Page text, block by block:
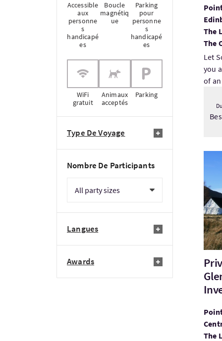
Accessible
aux
personne
s
handicapé
es
Boucle
magnétiq
ue
Parking
pour
personne
s
handicapé
es
WiFi
gratuit
Animaux
acceptés
Parking
Type De Voyage
Nombre De Participants
Langues
Awards
The
The
Let
you
of an
The